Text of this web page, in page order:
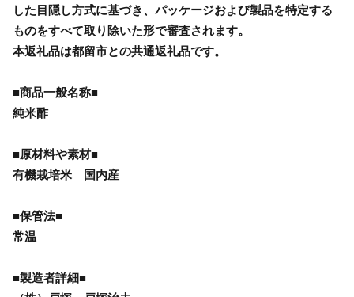
した目隠し方式に基づき、パッケージおよび製品を特定する
ものをすべて取り除いた形で審査されます。
本返礼品は都留市との共通返礼品です。
■商品一般名称■
純米酢
■原材料や素材■
有機栽培米 国内産
■保管法■
常温
■製造者詳細■